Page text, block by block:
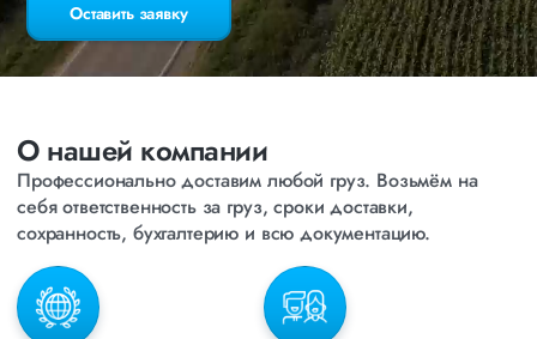
Оставить заявку
О нашей компании
Профессионально доставим любой груз. Возьмём на
себя ответственность за груз, сроки доставки,
сохранность, бухгалтерию и всю документацию.